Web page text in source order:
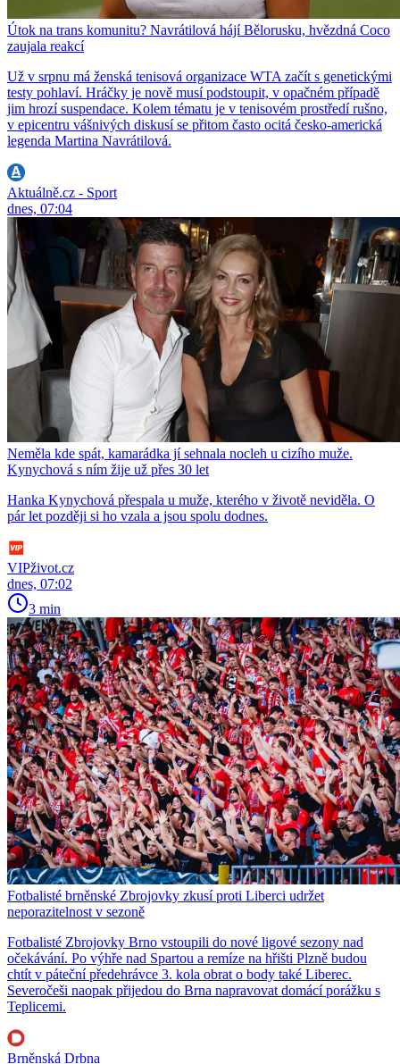
Útok na trans komunitu? Navrátilová hájí Bělorusku, hvězdná Coco
zaujala reakcí
Už v srpnu má ženská tenisová organizace WTA začít s genetickými
testy pohlaví. Hráčky je nově musí podstoupit, v opačném případě
jim hrozí suspendace. Kolem tématu je v tenisovém prostředí rušno,
v epicentru vášnivých diskusí se přitom často ocitá česko-americká
legenda Martina Navrátilová.
Aktuálně.cz - Sport
dnes, 07:04
Neměla kde spát, kamarádka jí sehnala nocleh u cizího muže.
Kynychová s ním žije už přes 30 let
Hanka Kynychová přespala u muže, kterého v životě neviděla. O
pár let později si ho vzala a jsou spolu dodnes.
VIPživot.cz
dnes, 07:02
3 min
Fotbalisté brněnské Zbrojovky zkusí proti Liberci udržet
neporazitelnost v sezoně
Fotbalisté Zbrojovky Brno vstoupili do nové ligové sezony nad
očekávání. Po výhře nad Spartou a remíze na hřišti Plzně budou
chtít v páteční předehrávce 3. kola obrat o body také Liberec.
Severočeši naopak přijedou do Brna napravovat domácí porážku s
Teplicemi.
Brněnská Drbna